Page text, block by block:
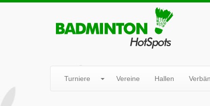
Turniere Vereine Hallen